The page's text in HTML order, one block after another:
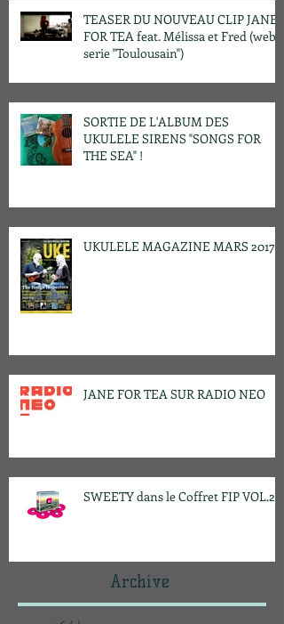
TEASER DU NOUVEAU CLIP JANE
FOR TEA feat. Mélissa et Fred (web
serie "Toulousain")
SORTIE DE L'ALBUM DES
UKULELE SIRENS "SONGS FOR
THE SEA" !
UKULELE MAGAZINE MARS 2017
JANE FOR TEA SUR RADIO NEO
SWEETY dans le Coffret FIP VOL.2
Archive